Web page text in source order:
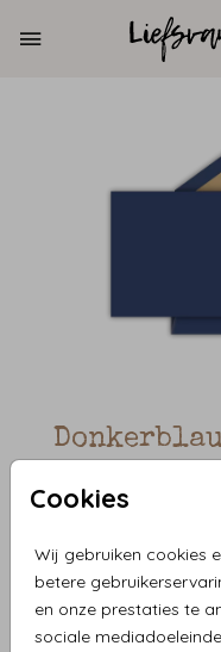
Cookies
Wij gebruiken cookies
betere
en onze prestaties te
sociale